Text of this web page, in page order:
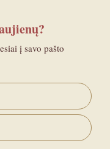
į savo pašto